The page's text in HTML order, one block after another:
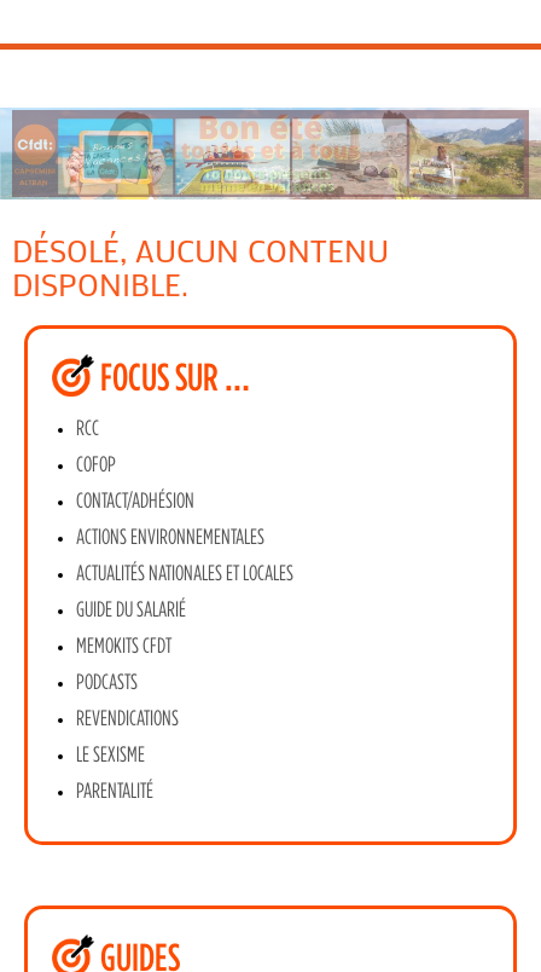
DÉSOLÉ, AUCUN CONTENU
DISPONIBLE.
FOCUS SUR …
RCC
COFOP
CONTACT/ADHÉSION
ACTIONS ENVIRONNEMENTALES
ACTUALITÉS NATIONALES ET LOCALES
GUIDE DU SALARIÉ
MEMOKITS CFDT
PODCASTS
REVENDICATIONS
LE SEXISME
PARENTALITÉ
GUIDES